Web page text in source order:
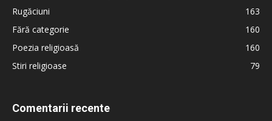
Rugăciuni
163
Fără categorie
160
Poezia religioasă
160
Stiri religioase
79
Comentarii recente